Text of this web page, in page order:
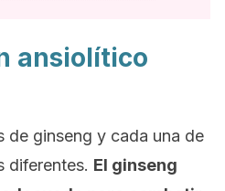
ansiolítico
de ginseng y cada una de
diferentes. El ginseng